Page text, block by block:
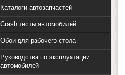
Каталоги автозапчастей
Crash тесты автомобилей
Обои для рабочего стола
Руководства по эксплуатации
автомобилей